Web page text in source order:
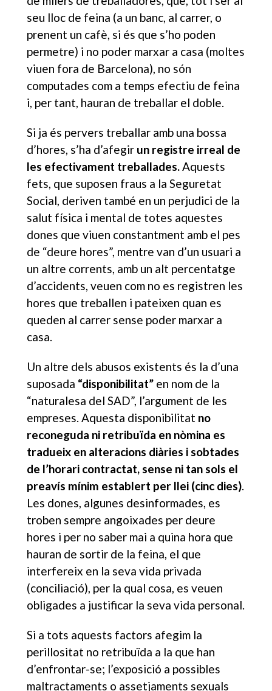
seu lloc de feina (a un banc, al carrer, o
prenent un cafè, si és que s’ho poden
permetre) i no poder marxar a casa (moltes
viuen fora de Barcelona), no són
computades com a temps efectiu de feina
i, per tant, hauran de treballar el doble.
Si ja és pervers treballar amb una bossa
d’hores, s’ha d’afegir un registre irreal de
les efectivament treballades.Aquests
fets, que suposen fraus a la Seguretat
Social, deriven també en un perjudici de la
salut física i mental de totes aquestes
dones que viuen constantment amb el pes
de “deure hores”, mentre van d’un usuari a
un altre corrents, amb un alt percentatge
d’accidents, veuen com no es registren les
hores que treballen i pateixen quan es
queden al carrer sense poder marxar a
casa.
Un altre dels abusos existents és la d’una
suposada “disponibilitat” en nom de la
“naturalesa del SAD”, l’argument de les
empreses. Aquesta disponibilitat no
reconeguda ni retribuïda en nòmina es
tradueix en alteracions diàries i sobtades
de l’horari contractat, sense ni tan sols el
preavís mínim establert per llei (cinc dies).
Les dones, algunes desinformades, es
troben sempre angoixades per deure
hores i per no saber mai a quina hora que
hauran de sortir de la feina, el que
interfereix en la seva vida privada
(conciliació), per la qual cosa, es veuen
obligades a justificar la seva vida personal.
Si a tots aquests factors afegim la
perillositat no retribuïda a la que han
d’enfrontar-se; l’exposició a possibles
maltractaments o assetjaments sexuals